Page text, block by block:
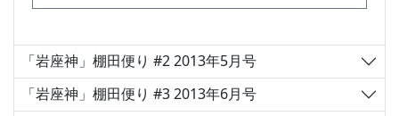
「岩座神」棚田便り #2 2013年5月号
「岩座神」棚田便り #3 2013年6月号